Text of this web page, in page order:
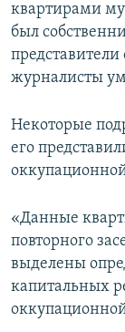
квартирами
был
журналисты
Некоторые
его
«Данные
повторного
выделены
капитальных